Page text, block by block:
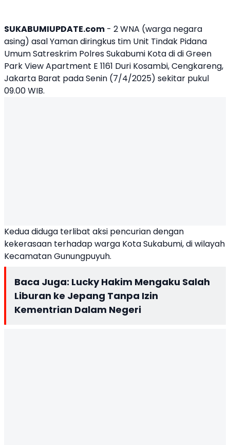
SUKABUMIUPDATE.com - 2 WNA (warga negara
asing) asal Yaman diringkus tim Unit Tindak Pidana
Umum Satreskrim Polres Sukabumi Kota di di Green
Park View Apartment E 1161 Duri Kosambi, Cengkareng,
Jakarta Barat pada Senin (7/4/2025) sekitar pukul
09.00 WIB.
Kedua diduga terlibat aksi pencurian dengan
kekerasaan terhadap warga Kota Sukabumi, di wilayah
Kecamatan Gunungpuyuh.
Baca Juga: Lucky Hakim Mengaku Salah
Liburan ke Jepang Tanpa Izin
Kementrian Dalam Negeri